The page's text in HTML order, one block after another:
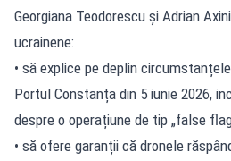
Georgiana Teodorescu și Adrian
ucrainene:
• să explice pe deplin
Portul Constanța din 5 iunie 2026,
despre o operațiune de tip „false
• să ofere garanții că dronele